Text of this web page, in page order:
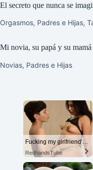
El secreto que nunca se
Orgasmos, Padres e Hijas,
Mi novia, su papá y su
Novias, Padres e Hijas
Fucking my girlfriend's hot mommy by mistake
RedhandsTube